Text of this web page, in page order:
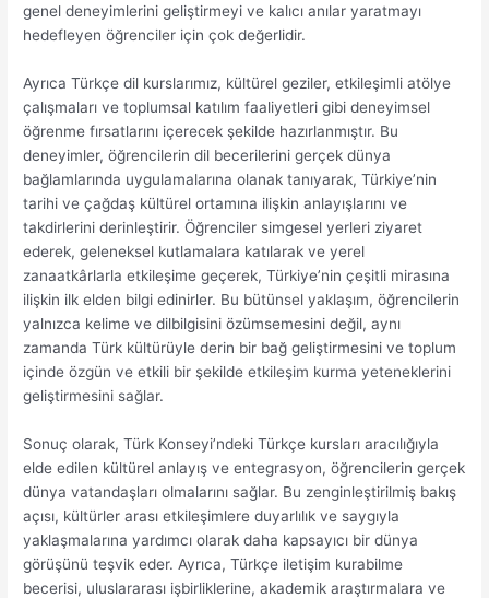
genel deneyimlerini geliştirmeyi ve kalıcı anılar yaratmayı
hedefleyen öğrenciler için çok değerlidir.
Ayrıca Türkçe dil kurslarımız, kültürel geziler, etkileşimli atölye
çalışmaları ve toplumsal katılım faaliyetleri gibi deneyimsel
öğrenme fırsatlarını içerecek şekilde hazırlanmıştır. Bu
deneyimler, öğrencilerin dil becerilerini gerçek dünya
bağlamlarında uygulamalarına olanak tanıyarak, Türkiye’nin
tarihi ve çağdaş kültürel ortamına ilişkin anlayışlarını ve
takdirlerini derinleştirir. Öğrenciler simgesel yerleri ziyaret
ederek, geleneksel kutlamalara katılarak ve yerel
zanaatkârlarla etkileşime geçerek, Türkiye’nin çeşitli mirasına
ilişkin ilk elden bilgi edinirler. Bu bütünsel yaklaşım, öğrencilerin
yalnızca kelime ve dilbilgisini özümsemesini değil, aynı
zamanda Türk kültürüyle derin bir bağ geliştirmesini ve toplum
içinde özgün ve etkili bir şekilde etkileşim kurma yeteneklerini
geliştirmesini sağlar.
Sonuç olarak, Türk Konseyi’ndeki Türkçe kursları aracılığıyla
elde edilen kültürel anlayış ve entegrasyon, öğrencilerin gerçek
dünya vatandaşları olmalarını sağlar. Bu zenginleştirilmiş bakış
açısı, kültürler arası etkileşimlere duyarlılık ve saygıyla
yaklaşmalarına yardımcı olarak daha kapsayıcı bir dünya
görüşünü teşvik eder. Ayrıca, Türkçe iletişim kurabilme
becerisi, uluslararası işbirliklerine, akademik araştırmalara ve